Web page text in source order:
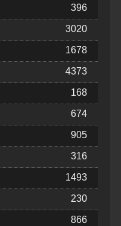
396
3020
1678
4373
168
674
905
316
1493
230
866